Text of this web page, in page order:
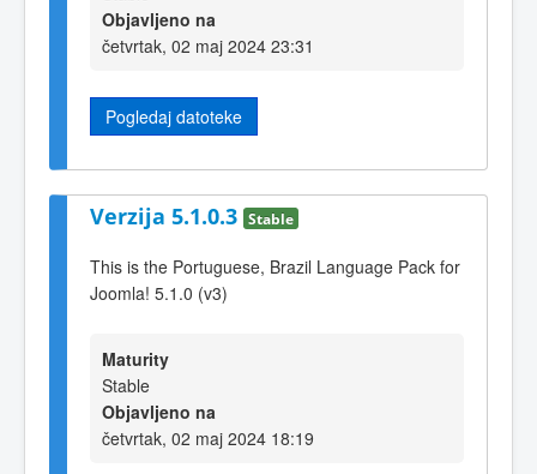
Objavljeno na
četvrtak, 02 maj 2024 23:31
Pogledaj datoteke
Verzija 5.1.0.3 Stable
This is the Portuguese, Brazil Language Pack for
Joomla! 5.1.0 (v3)
Maturity
Stable
Objavljeno na
četvrtak, 02 maj 2024 18:19